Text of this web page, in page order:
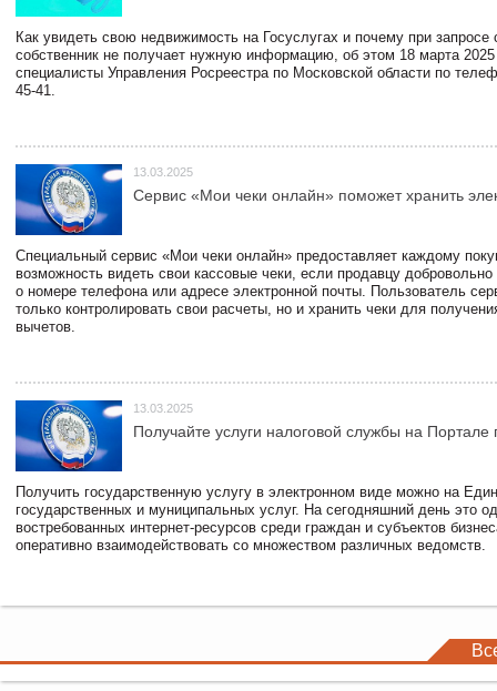
Как увидеть свою недвижимость на Госуслугах и почему при запросе
собственник не получает нужную информацию, об этом 18 марта 2025
специалисты Управления Росреестра по Московской области по
45-41.
13.03.2025
Сервис «Мои чеки онлайн» поможет хранить
Специальный сервис «Мои чеки онлайн» предоставляет каждому
возможность видеть свои кассовые чеки, если продавцу
о номере телефона или адресе электронной почты. Пользователь
только контролировать свои расчеты, но и хранить чеки для
вычетов.
13.03.2025
Получайте услуги налоговой службы на Портале
Получить государственную услугу в электронном виде можно на
государственных и муниципальных услуг. На сегодняшний день это
востребованных интернет-ресурсов среди граждан и субъектов
оперативно взаимодействовать со множеством различных ведомств.